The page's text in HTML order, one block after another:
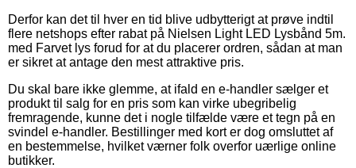
Derfor kan det til hver en tid blive udbytterigt at prøve indtil
flere netshops efter rabat på Nielsen Light LED Lysbånd 5m.
med Farvet lys forud for at du placerer ordren, sådan at man
er sikret at antage den mest attraktive pris.
Du skal bare ikke glemme, at ifald en e-handler sælger et
produkt til salg for en pris som kan virke ubegribelig
fremragende, kunne det i nogle tilfælde være et tegn på en
svindel e-handler. Bestillinger med kort er dog omsluttet af
en bestemmelse, hvilket værner folk overfor uærlige online
butikker.